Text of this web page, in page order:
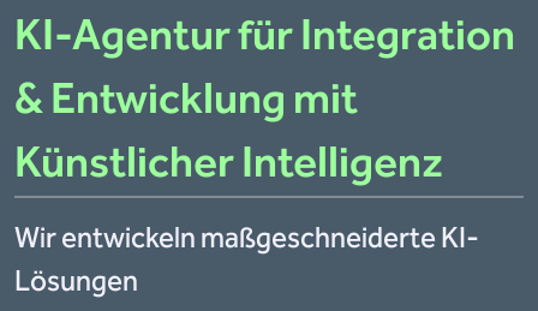
KI-Agenturfür Integration
& Entwicklung mit
Künstlicher Intelligenz
Wir entwickeln maßgeschneiderte KI-
Lösungen